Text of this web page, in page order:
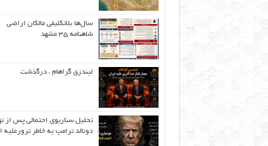
سال‌ها بلاتکلیفی مالکان اراضی
شاهنامه ۳۵ مشهد
لیندزی گراهام ، درگذشت
تحلیل سناریوی احتمالی پس از
دونالد ترامپ به خاطر ترورعلیه